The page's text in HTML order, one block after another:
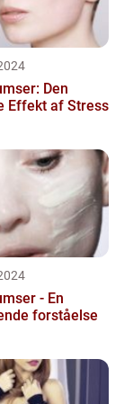
Den
Effekt af Stress
- En
forståelse